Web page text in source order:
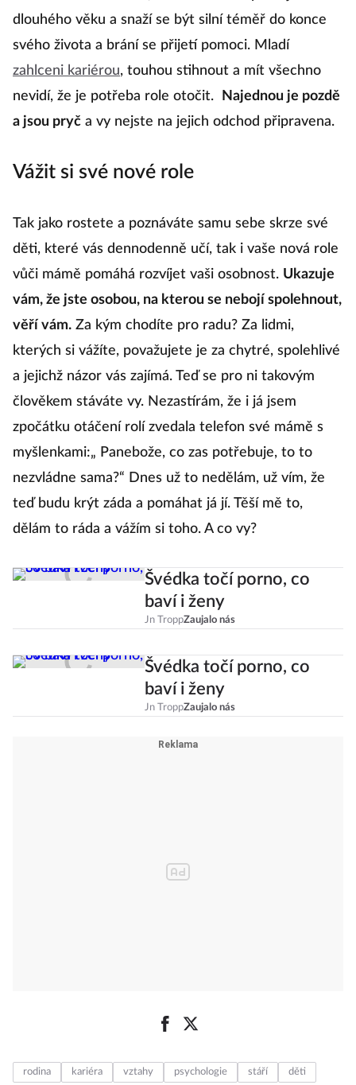
dlouhého věku a snaží se být silní téměř do konce
svého života a brání se přijetí pomoci. Mladí
zahlceni kariérou, touhou stihnout a mít všechno
nevidí, že je potřeba role otočit.
Najednou je pozdě
a jsou pryč a vy nejste na jejich odchod připravena.
Vážit si své nové role
Tak jako rostete a poznáváte samu sebe skrze své
děti, které vás dennodenně učí, tak i vaše nová role
vůči mámě pomáhá rozvíjet vaši osobnost. Ukazuje
vám, že jste osobou, na kterou se nebojí spolehnout,
věří vám. Za kým chodíte pro radu? Za lidmi,
kterých si vážíte, považujete je za chytré, spolehlivé
a jejichž názor vás zajímá. Teď se pro ni takovým
člověkem stáváte vy. Nezastírám, že i já jsem
zpočátku otáčení rolí zvedala telefon své mámě s
myšlenkami:„ Panebože, co zas potřebuje, to to
nezvládne sama?“ Dnes už to nedělám, už vím, že
teď budu krýt záda a pomáhat já jí. Těší mě to,
dělám to ráda a vážím si toho. A co vy?
Švédka točí porno, co
baví i ženy
Jn TroppZaujalo nás
Švédka točí porno, co
baví i ženy
Jn TroppZaujalo nás
rodina kariéra vztahy psychologie stáří děti